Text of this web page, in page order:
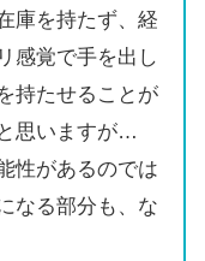
庫を持たず、経
感覚で手を出し
持たせることが
思いますが…
性があるのでは
なる部分も、な